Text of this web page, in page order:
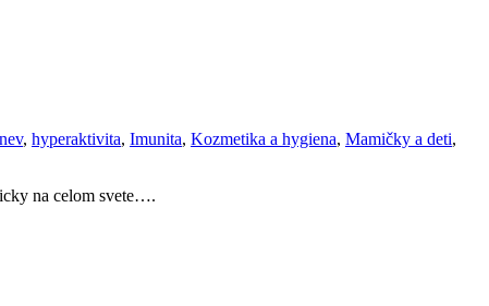
, hyperaktivita, Imunita, Kozmetika a hygiena, Mamičky a deti,
na celom svete….